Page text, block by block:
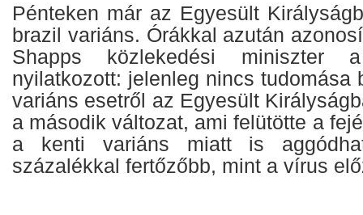
Pénteken már az Egyesült
brazil variáns. Órákkal azután
Shapps közlekedési miniszter
nyilatkozott: jelenleg nincs tudomása
variáns esetről az Egyesült
a második változat, ami felütötte a
a kenti variáns miatt is
százalékkal fertőzőbb, mint a vírus